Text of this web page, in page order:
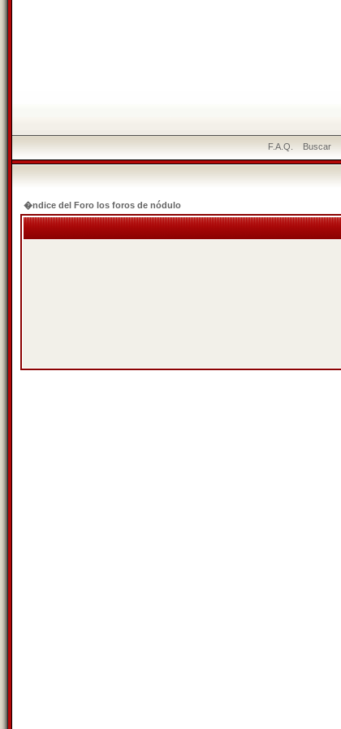
F.A.Q. Buscar
�ndice del Foro los foros de nódulo